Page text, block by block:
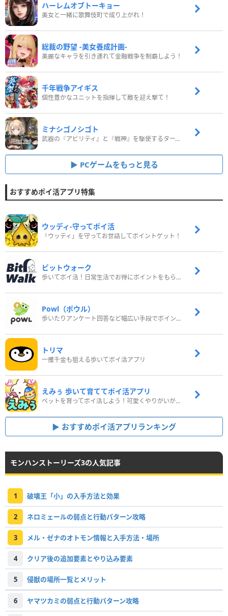
ハーレムオブトーキョー
美女と一緒に歌舞伎町で成り上がれ！
総裁の野望 -美女養成計画-
美麗なキャラを引き連れて金融戦争を制覇しよう！
千年戦争アイギス
個性豊かなユニットを指揮して敵を迎え撃て！
ミナシゴノシゴト
武器の『アビリティ』と『戦神』を駆使するターン制コマンドバトルRPG！
PCゲームをもっと見る
おすすめポイ活アプリ特集
ウッディ‐守ってポイ活
「ウッディ」を守ってお世話してポイントゲット！
ビットウォーク
歩いてポイ活！日常生活でお得にポイントをもらおう
Powl（ポウル）
歩いたりアンケート回答など幅広い手段でポイントをゲット
トリマ
一攫千金も狙える歩いてポイ活アプリ
えみぅ 歩いて育ててポイ活アプリ
ペットを育ってポイ活しよう！可愛くやりがいがある新感覚アプリ
おすすめポイ活アプリランキング
モンハンストーリーズ3の人気記事
1 破壊王「小」の入手方法と効果
2 ネロミェールの弱点と行動パターン攻略
3 メル・ゼナのオトモン情報と入手方法・場所
4 クリア後の追加要素とやり込み要素
5 侵獣の場所一覧とメリット
6 ヤマツカミの弱点と行動パターン攻略